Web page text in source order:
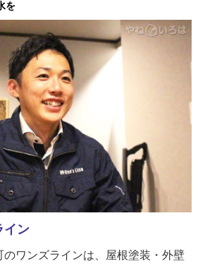
を
イン
ワンズラインは、屋根塗装・外壁